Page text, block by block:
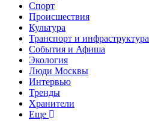
Спорт
Происшествия
Культура
Транспорт и инфраструктура
События и Афиша
Экология
Люди Москвы
Интервью
Тренды
Хранители
Еще